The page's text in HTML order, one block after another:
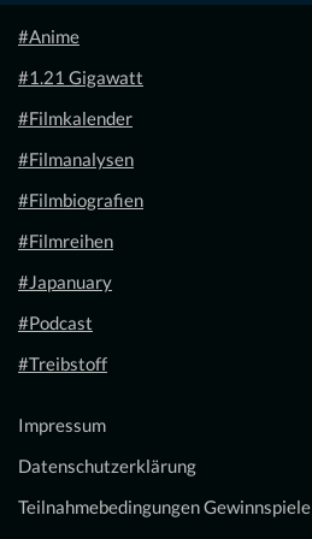
#Anime
#1.21 Gigawatt
#Filmkalender
#Filmanalysen
#Filmbiografien
#Filmreihen
#Japanuary
#Podcast
#Treibstoff
Impressum
Datenschutzerklärung
Teilnahmebedingungen Gewinnspiele